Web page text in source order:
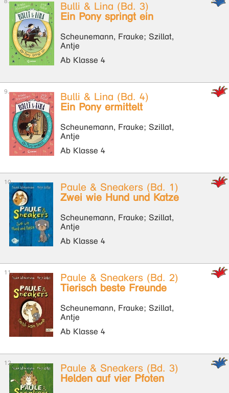
Bulli & Lina (Bd. 3)
Ein Pony springt ein
Scheunemann, Frauke; Szillat,
Antje
Ab Klasse 4
Bulli & Lina (Bd. 4)
Ein Pony ermittelt
Scheunemann, Frauke; Szillat,
Antje
Ab Klasse 4
Paule & Sneakers (Bd. 1)
Zwei wie Hund und Katze
Scheunemann, Frauke; Szillat,
Antje
Ab Klasse 4
Paule & Sneakers (Bd. 2)
Tierisch beste Freunde
Scheunemann, Frauke; Szillat,
Antje
Ab Klasse 4
Paule & Sneakers (Bd. 3)
Helden auf vier Pfoten